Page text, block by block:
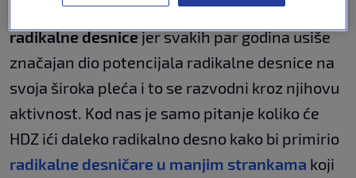
"Kod nas je već desetljećimaHDZ brana protiv
radikalne desnicejer svakih par godina usiše
značajan dio potencijala radikalne desnice na
svoja široka pleća i to se razvodni kroz njihovu
aktivnost. Kod nas je samo pitanje koliko će
HDZ ići daleko radikalno desno kako bi primirio
radikalne desničare u manjim strankama koji